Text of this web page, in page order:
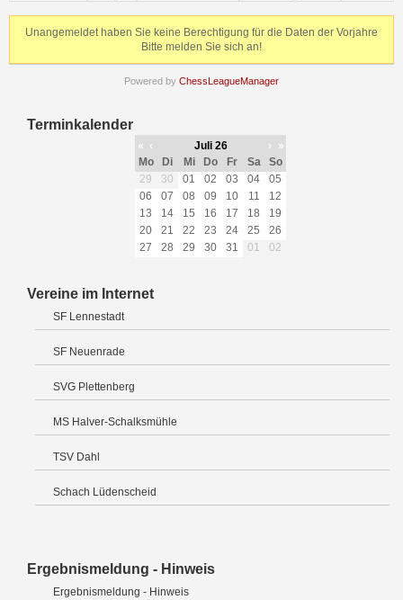
Unangemeldet haben Sie keine Berechtigung für die Daten der Vorjahre
Bitte melden Sie sich an!
Powered by ChessLeagueManager
Terminkalender
« ‹ Juli 26 ›
»
Mo
Di Mi Do Fr Sa
So
29
30 01 02 03 04
05
06
07 08 09 10 11
12
13
14 15 16 17 18
19
20
21 22 23 24 25
26
27
28 29 30 31 01 02
Vereine im Internet
SF Lennestadt
SF Neuenrade
SVG Plettenberg
MS Halver-Schalksmühle
TSV Dahl
Schach Lüdenscheid
Ergebnismeldung - Hinweis
Ergebnismeldung - Hinweis